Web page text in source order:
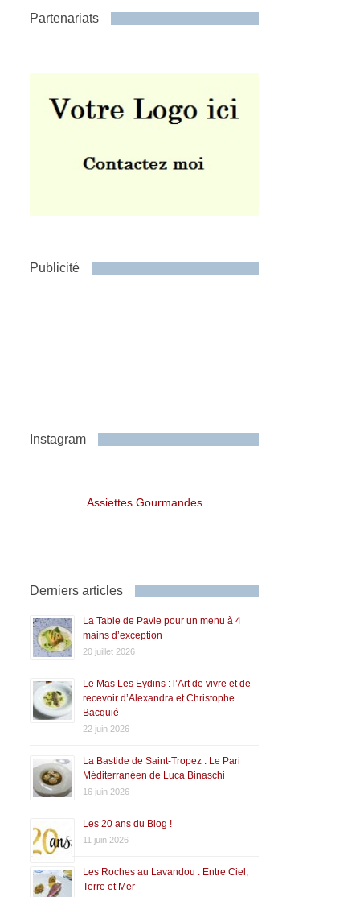
Partenariats
Publicité
Instagram
Assiettes Gourmandes
Derniers articles
La Table de Pavie pour un menu à 4
mains d’exception
20 juillet 2026
Le Mas Les Eydins : l’Art de vivre et de
recevoir d’Alexandra et Christophe
Bacquié
22 juin 2026
La Bastide de Saint-Tropez : Le Pari
Méditerranéen de Luca Binaschi
16 juin 2026
Les 20 ans du Blog !
11 juin 2026
Les Roches au Lavandou : Entre Ciel,
Terre et Mer